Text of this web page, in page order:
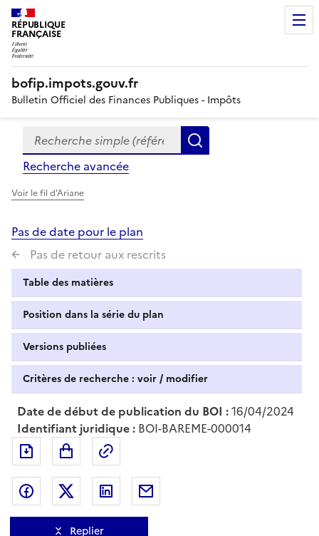
RÉPUBLIQUE
FRANÇAISE
bofip.impots.gouv.fr
Bulletin Officiel des Finances Publiques - Impôts
Formulaire
de
recherche
Recherche simple (références, mots clés, partie du
Recherche avancée
Voir le fil d'Ariane
Pas de date pour le plan
Pas de retour aux rescrits
Table des matières
Position dans la série du plan
Versions publiées
Critères de recherche : voir / modifier
Date de début de publication du BOI :16/04/2024
Identifiant juridique : BOI-BAREME-000014
Exporter le document au format pdf
Partager sur Facebook
Partager sur Twitter
Partager sur LinkedIn
Replier